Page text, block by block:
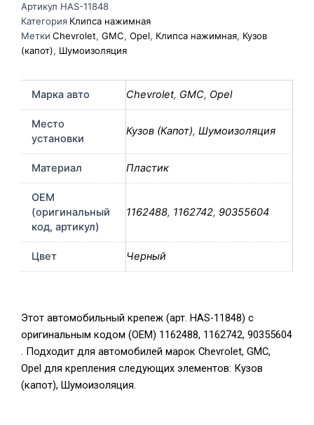
Артикул HAS-11848
Категория Клипса нажимная
Метки Chevrolet, GMC, Opel, Клипса нажимная, Кузов
(капот), Шумоизоляция
Марка авто Chevrolet, GMC, Opel
Место
установки
Кузов (Капот), Шумоизоляция
Материал Пластик
OEM
(оригинальный
код, артикул)
1162488, 1162742, 90355604
Цвет Черный
Этот автомобильный крепеж (арт. HAS-11848) с
оригинальным кодом (OEM) 1162488, 1162742, 90355604
. Подходит для автомобилей марок Chevrolet, GMC,
Opel для крепления следующих элементов: Кузов
(капот), Шумоизоляция.